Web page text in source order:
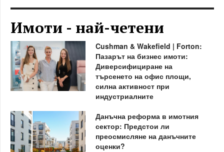
Имоти - най-четени
Cushman & Wakefield | Forton:
Пазарът на бизнес имоти:
Диверсифициране на
търсенето на офис площи,
силна активност при
индустриалните
Данъчна реформа в имотния
сектор: Предстои ли
преосмисляне на данъчните
оценки?